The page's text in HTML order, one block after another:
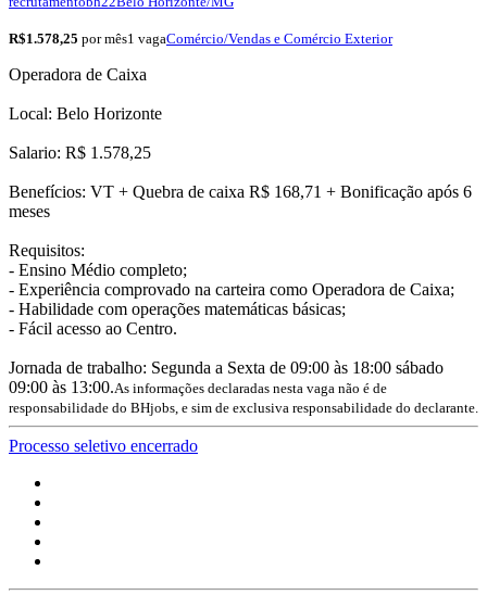
R$1.578,25 por mês1 vagaComércio/Vendas e Comércio Exterior
Operadora de Caixa
Local: Belo Horizonte
Salario: R$ 1.578,25
Benefícios: VT + Quebra de caixa R$ 168,71 + Bonificação após 6
meses
Requisitos:
- Ensino Médio completo;
- Experiência comprovado na carteira como Operadora de Caixa;
- Habilidade com operações matemáticas básicas;
- Fácil acesso ao Centro.
Jornada de trabalho: Segunda a Sexta de 09:00 às 18:00 sábado
09:00 às 13:00.As informações declaradas nesta vaga não é de
responsabilidade do BHjobs, e sim de exclusiva responsabilidade do declarante.
Processo seletivo encerrado